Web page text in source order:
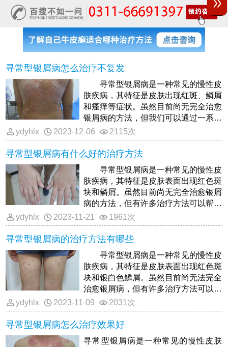
寻常型银屑病怎么治疗不复发
寻常型银屑病是一种常见的慢性皮
肤疾病，其特征是皮肤出现红斑、鳞屑
和瘙痒等症状。虽然目前尚无完全治愈
银屑病的方法，但我们可以通过一系列
综合治疗措施来控制病情，减少复
ydyhlx 2023-12-06 2115次
寻常型银屑病有什么好的治疗方法
寻常型银屑病是一种常见的慢性皮
肤疾病，其特征是皮肤表面出现红色斑
块和鳞屑。虽然目前尚无完全治愈银屑
病的方法，但有许多治疗方法可以帮助
控制症状并改善患者的生活质量
ydyhlx 2023-11-21 1961次
寻常型银屑病的治疗方法有哪些
寻常型银屑病是一种常见的慢性皮
肤疾病，其特征是皮肤表面出现红色斑
块和银白色鳞屑。虽然目前尚无法完全
治愈银屑病，但有许多治疗方法可以帮
助控制症状和减轻不适。以下是
ydyhlx 2023-11-09 2031次
寻常型银屑病怎么治疗效果好
寻常型银屑病是一种常见的慢性皮肤